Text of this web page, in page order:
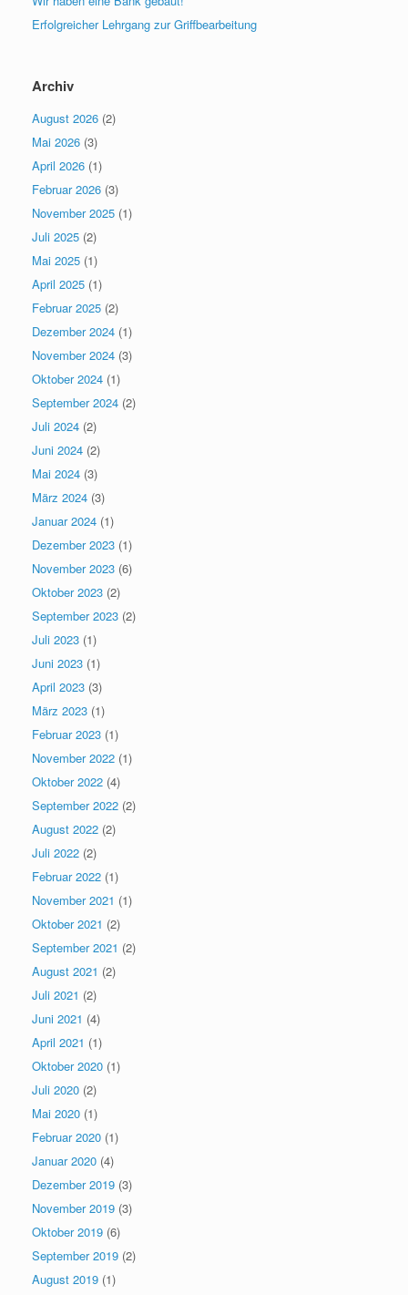
Erfolgreicher Lehrgang zur Griffbearbeitung
Archiv
August 2026 (2)
Mai 2026 (3)
April 2026 (1)
Februar 2026 (3)
November 2025 (1)
Juli 2025 (2)
Mai 2025 (1)
April 2025 (1)
Februar 2025 (2)
Dezember 2024 (1)
November 2024 (3)
Oktober 2024 (1)
September 2024 (2)
Juli 2024 (2)
Juni 2024 (2)
Mai 2024 (3)
März 2024 (3)
Januar 2024 (1)
Dezember 2023 (1)
November 2023 (6)
Oktober 2023 (2)
September 2023 (2)
Juli 2023 (1)
Juni 2023 (1)
April 2023 (3)
März 2023 (1)
Februar 2023 (1)
November 2022 (1)
Oktober 2022 (4)
September 2022 (2)
August 2022 (2)
Juli 2022 (2)
Februar 2022 (1)
November 2021 (1)
Oktober 2021 (2)
September 2021 (2)
August 2021 (2)
Juli 2021 (2)
Juni 2021 (4)
April 2021 (1)
Oktober 2020 (1)
Juli 2020 (2)
Mai 2020 (1)
Februar 2020 (1)
Januar 2020 (4)
Dezember 2019 (3)
November 2019 (3)
Oktober 2019 (6)
September 2019 (2)
August 2019 (1)